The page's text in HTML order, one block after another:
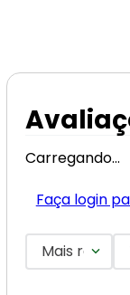
Carregando…
Faça login
Mais